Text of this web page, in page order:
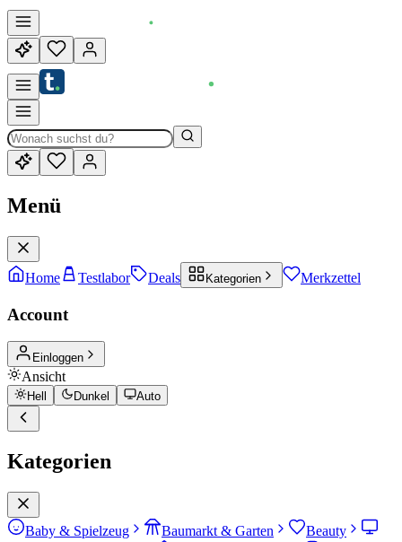
Menü
Home Testlabor Deals Kategorien Merkzettel
Account
Einloggen
Ansicht
Hell Dunkel Auto
Kategorien
Baby & Spielzeug Baumarkt & Garten
Beauty